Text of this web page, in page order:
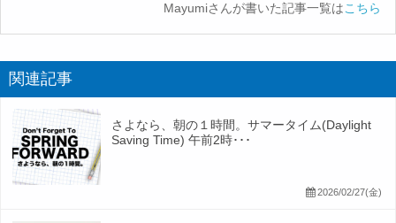
Mayumiさんが書いた記事一覧はこちら
関連記事
さよなら、朝の１時間。サマータイム(Daylight
Saving Time) 午前2時･･･
2026/02/27(金)